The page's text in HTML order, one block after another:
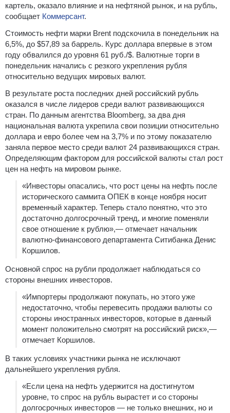
картель, оказало влияние и на нефтяной рынок, и на рубль,
сообщает Коммерсант.
Стоимость нефти марки Brent подскочила в понедельник на
6,5%, до $57,89 за баррель. Курс доллара впервые в этом
году обвалился до уровня 61 руб./$. Валютные торги в
понедельник начались с резкого укрепления рубля
относительно ведущих мировых валют.
В результате роста последних дней российский рубль
оказался в числе лидеров среди валют развивающихся
стран. По данным агентства Bloomberg, за два дня
национальная валюта укрепила свои позиции относительно
доллара и евро более чем на 3,7% и по этому показателю
заняла первое место среди валют 24 развивающихся стран.
Определяющим фактором для российской валюты стал рост
цен на нефть на мировом рынке.
«Инвесторы опасались, что рост цены на нефть после
исторического саммита ОПЕК в конце ноября носит
временный характер. Теперь стало понятно, что это
достаточно долгосрочный тренд, и многие поменяли
свое отношение к рублю»,— отмечает начальник
валютно-финансового департамента Ситибанка Денис
Коршилов.
Основной спрос на рубли продолжает наблюдаться со
стороны внешних инвесторов.
«Импортеры продолжают покупать, но этого уже
недостаточно, чтобы перевесить продажи валюты со
стороны иностранных инвесторов, которые в данный
момент положительно смотрят на российский риск»,—
отмечает Коршилов.
В таких условиях участники рынка не исключают
дальнейшего укрепления рубля.
«Если цена на нефть удержится на достигнутом
уровне, то спрос на рубль вырастет и со стороны
долгосрочных инвесторов — не только внешних, но и